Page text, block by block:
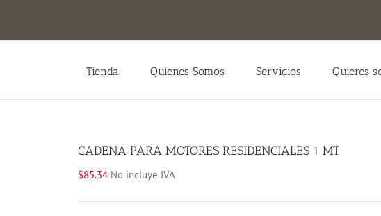
Tienda Quienes Somos Servicios Quieres
CADENA PARA MOTORES RESIDENCIALES 1 MT
$85.34 No incluye IVA